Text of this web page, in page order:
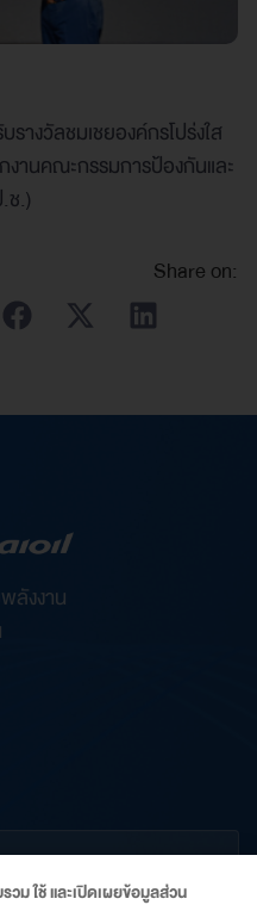
างวัลชมเชยองค์กรโปร่งใส
งานคณะกรรมการป้องกันและ
ช.)
Share on:
ลังงาน
ม ใช้ และเปิดเผยข้อมูลส่วน